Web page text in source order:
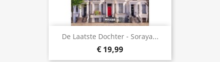
De Laatste Dochter - Soraya...
€ 19,99